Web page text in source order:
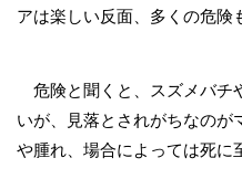
アは楽しい反面、多くの危険
危険と聞くと、スズメバチ
いが、見落とされがちなのが
や腫れ、場合によっては死に